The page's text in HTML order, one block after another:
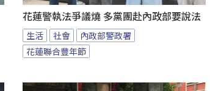
花蓮警執法爭議燒 多黨團赴內政部要說法
生活 社會
內政部警政署
花蓮聯合豐年節